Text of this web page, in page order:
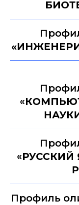
«
«РУССКИЙ
Профиль